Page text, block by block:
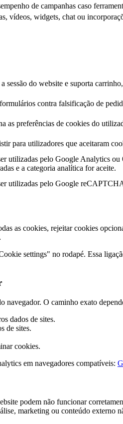
de campanhas caso
vídeos, widgets, chat ou
sessão do website e suporta
contra falsificação de
as preferências de cookies do
para utilizadores que aceitaram
utilizadas pelo Google Analytics ou
e a categoria analítica for aceite.
utilizadas pelo Google
as cookies, rejeitar cookies
settings" no rodapé. Essa
navegador. O caminho exato
dados de sites.
de sites.
cookies.
em navegadores compatíveis:
podem não funcionar
marketing ou conteúdo externo